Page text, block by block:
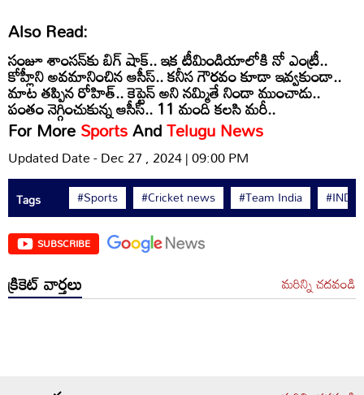
Also Read:
సంజూ శాంసన్‌కు బిగ్ షాక్.. ఇక టీమిండియాలోకి నో ఎంట్రీ..
కోహ్లీని అవమానించిన ఆసీస్.. కనీస గౌరవం కూడా ఇవ్వకుండా..
మాట తప్పిన రోహిత్.. కెప్టెన్ అని నమ్మితే నిండా ముంచాడు..
పంతం నెగ్గించుకున్న ఆసీస్.. 11 మంది కలసి మరీ..
For MoreSportsAndTelugu News
Updated Date - Dec 27 , 2024 | 09:00 PM
Tags #Sports #Cricket news #Team India #IND
SUBSCRIBE
క్రికెట్ వార్తలు మరిన్ని చదవండి